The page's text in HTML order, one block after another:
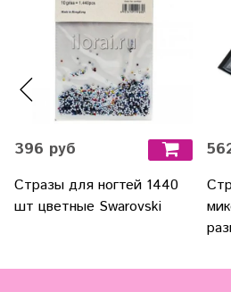
396 руб
Стразы для ногтей 1440
шт цветные Swarovski